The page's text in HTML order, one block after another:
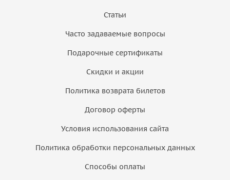
Статьи
Часто задаваемые вопросы
Подарочные сертификаты
Скидки и акции
Политика возврата билетов
Договор оферты
Условия использования сайта
Политика обработки персональных данных
Способы оплаты